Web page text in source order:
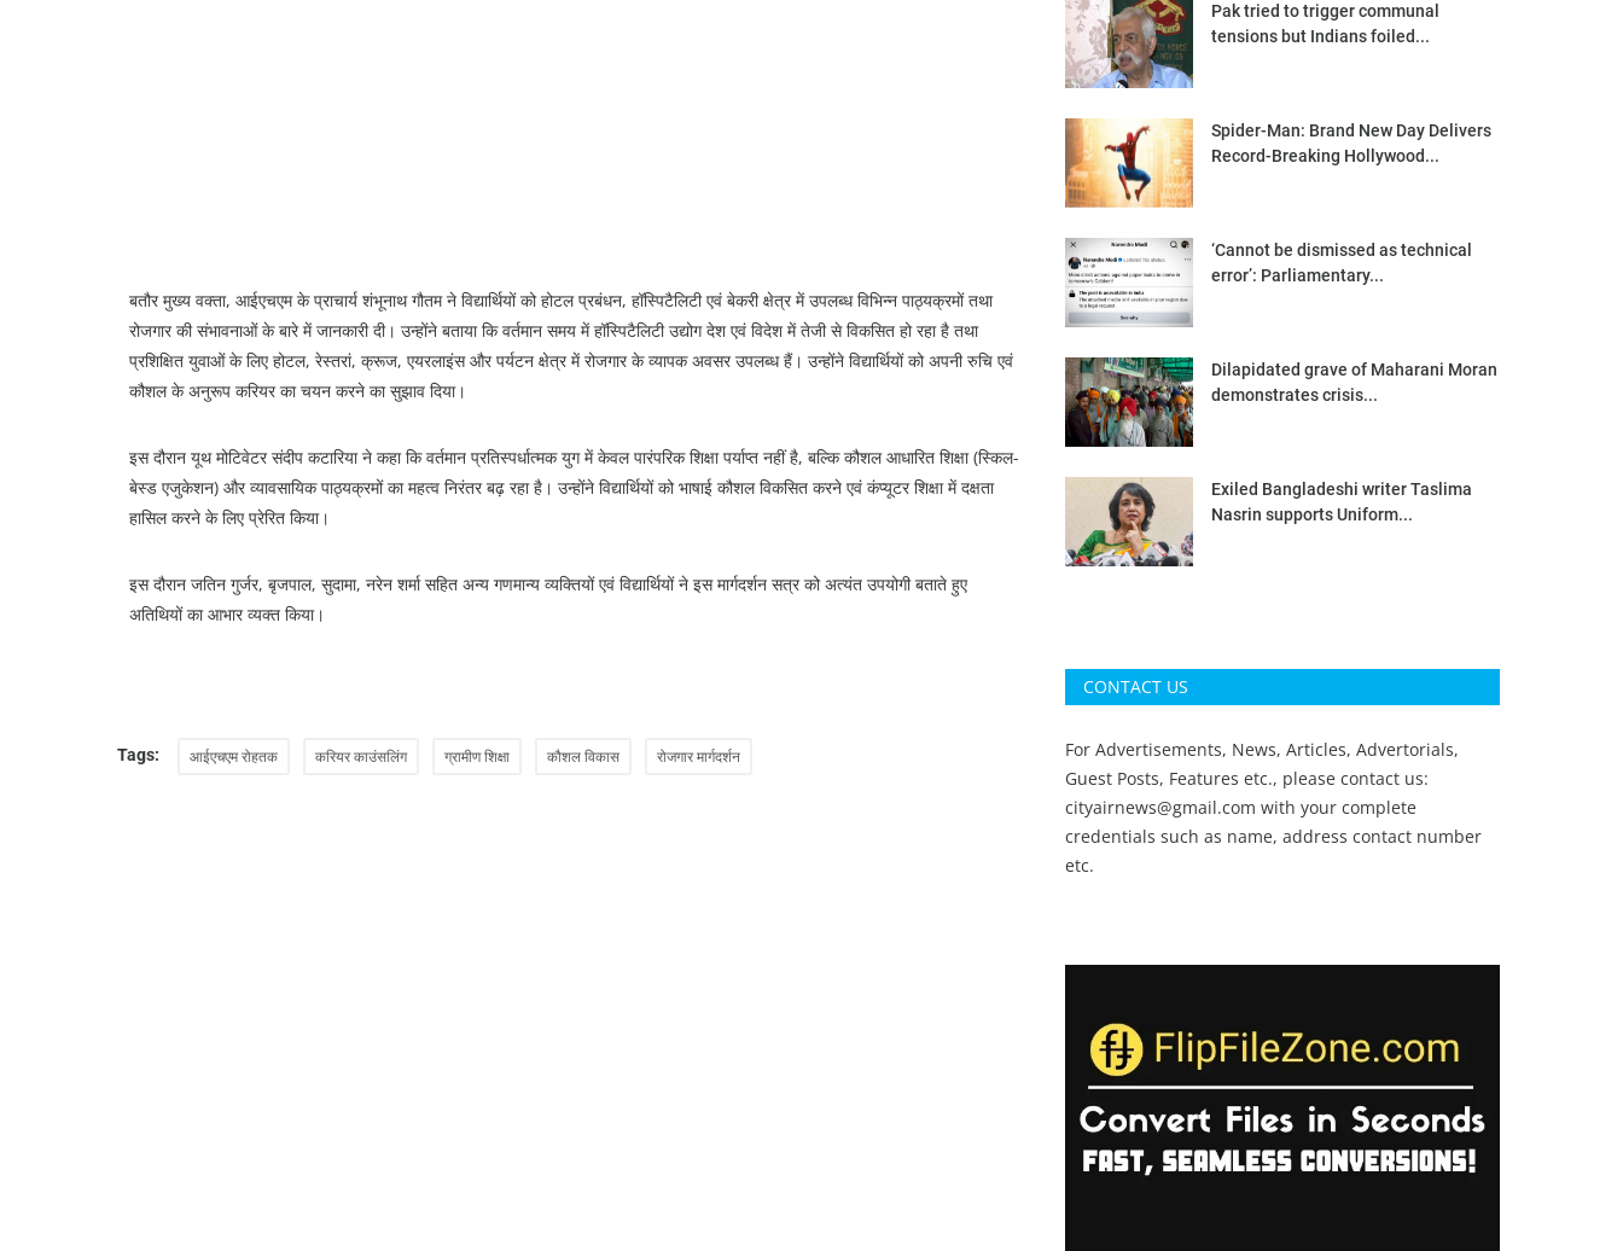
बतौर मुख्य वक्ता, आईएचएम के प्राचार्य शंभूनाथ गौतम ने विद्यार्थियों को होटल प्रबंधन, हॉस्पिटैलिटी एवं बेकरी क्षेत्र में उपलब्ध विभिन्न पाठ्यक्रमों तथा
रोजगार की संभावनाओं के बारे में जानकारी दी। उन्होंने बताया कि वर्तमान समय में हॉस्पिटैलिटी उद्योग देश एवं विदेश में तेजी से विकसित हो रहा है तथा
प्रशिक्षित युवाओं के लिए होटल, रेस्तरां, क्रूज, एयरलाइंस और पर्यटन क्षेत्र में रोजगार के व्यापक अवसर उपलब्ध हैं। उन्होंने विद्यार्थियों को अपनी रुचि एवं
कौशल के अनुरूप करियर का चयन करने का सुझाव दिया।
इस दौरान यूथ मोटिवेटर संदीप कटारिया ने कहा कि वर्तमान प्रतिस्पर्धात्मक युग में केवल पारंपरिक शिक्षा पर्याप्त नहीं है, बल्कि कौशल आधारित शिक्षा (स्किल-
बेस्ड एजुकेशन) और व्यावसायिक पाठ्यक्रमों का महत्व निरंतर बढ़ रहा है। उन्होंने विद्यार्थियों को भाषाई कौशल विकसित करने एवं कंप्यूटर शिक्षा में दक्षता
हासिल करने के लिए प्रेरित किया।
इस दौरान जतिन गुर्जर, बृजपाल, सुदामा, नरेन शर्मा सहित अन्य गणमान्य व्यक्तियों एवं विद्यार्थियों ने इस मार्गदर्शन सत्र को अत्यंत उपयोगी बताते हुए
अतिथियों का आभार व्यक्त किया।
Tags: आईएचएम रोहतक करियर काउंसलिंग ग्रामीण शिक्षा कौशल विकास रोजगार मार्गदर्शन
Pak tried to trigger communal
tensions but Indians foiled...
Spider-Man: Brand New Day Delivers
Record-Breaking Hollywood...
‘Cannot be dismissed as technical
error’: Parliamentary...
Dilapidated grave of Maharani Moran
demonstrates crisis...
Exiled Bangladeshi writer Taslima
Nasrin supports Uniform...
CONTACT US
For Advertisements, News, Articles, Advertorials,
Guest Posts, Features etc., please contact us:
cityairnews@gmail.com with your complete
credentials such as name, address contact number
etc.